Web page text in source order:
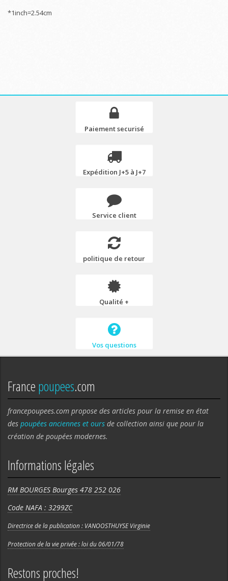
*1inch=2.54cm
Paiement securisé
Expédition J+5 à J+7
Service client
politique de retour
Qualité +
Vos questions
Francepoupees.com
francepoupees.com propose des articles pour la remise en état
des poupées anciennes et ours de collection ainsi que pour la
création de poupées modernes.
Informations légales
RM BOURGES Bourges 478 252 026
Code NAFA : 3299ZC
Directrice de la publication : VANOOSTHUYSE Virginie
Protection de la vie privée : loi du 06/01/78
Restons proches!